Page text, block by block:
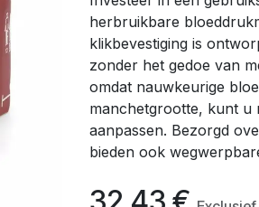
herbruikbare
klikbevestiging is
zonder het gedoe van
omdat nauwkeurige
manchetgrootte, kunt u
aanpassen. Bezorgd
bieden ook